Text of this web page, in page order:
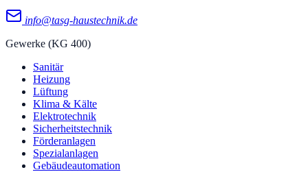
info@tasg-haustechnik.de
Gewerke (KG 400)
Sanitär
Heizung
Lüftung
Klima & Kälte
Elektrotechnik
Sicherheitstechnik
Förderanlagen
Spezialanlagen
Gebäudeautomation